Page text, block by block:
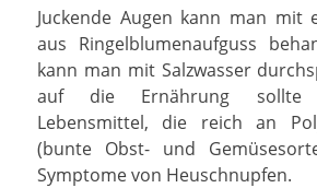
Juckende Augen kann man mit
aus Ringelblumenaufguss
kann man mit Salzwasser
auf die Ernährung sollte
Lebensmittel, die reich an
(bunte Obst- und
Symptome von Heuschnupfen.